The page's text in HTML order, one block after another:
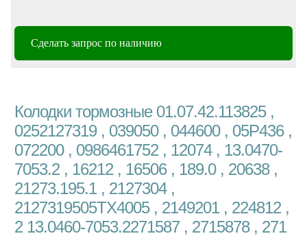
Сделать запрос по наличию
Колодки тормозные 01.07.42.113825 ,
0252127319 , 039050 , 044600 , 05P436 ,
072200 , 0986461752 , 12074 , 13.0470-
7053.2 , 16212 , 16506 , 189.0 , 20638 ,
21273.195.1 , 2127304 ,
2127319505TX4005 , 2149201 , 224812 ,
2 13.0460-7053.2271587 , 2715878 , 271